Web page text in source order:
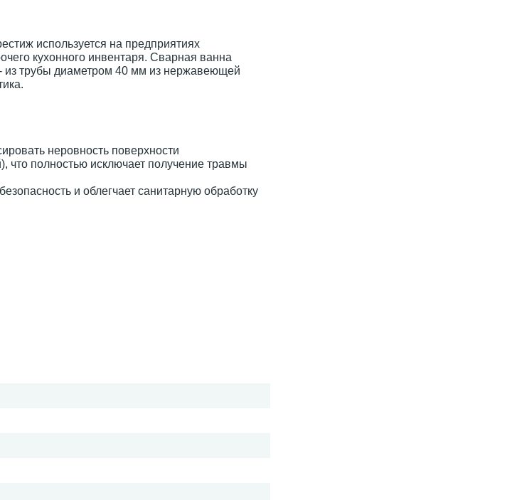
используется на предприятиях
кухонного инвентаря. Сварная ванна
из трубы диаметром 40 мм из нержавеющей
неровность поверхности
что полностью исключает получение травмы
и облегчает санитарную обработку